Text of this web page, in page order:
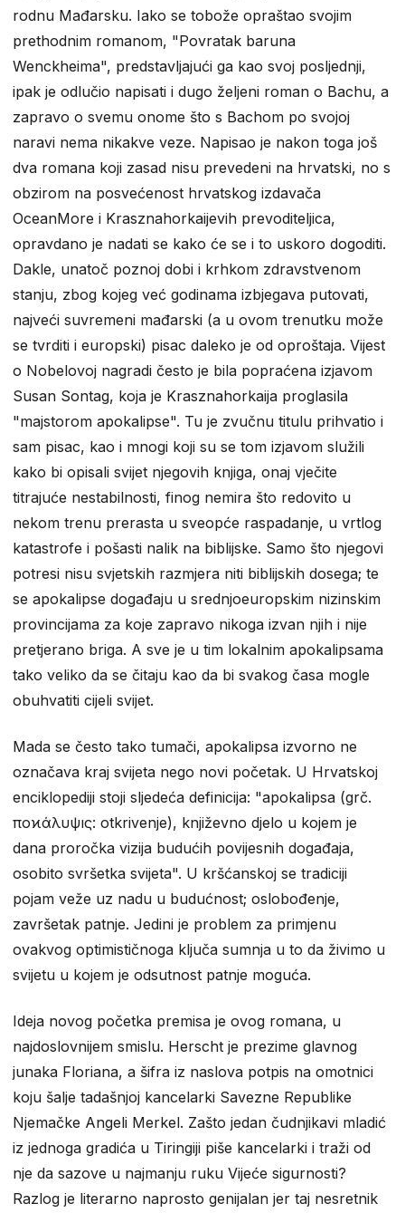
rodnu Mađarsku. Iako se tobože opraštao svojim
prethodnim romanom, "Povratak baruna
Wenckheima", predstavljajući ga kao svoj posljednji,
ipak je odlučio napisati i dugo željeni roman o Bachu, a
zapravo o svemu onome što s Bachom po svojoj
naravi nema nikakve veze. Napisao je nakon toga još
dva romana koji zasad nisu prevedeni na hrvatski, no s
obzirom na posvećenost hrvatskog izdavača
OceanMore i Krasznahorkaijevih prevoditeljica,
opravdano je nadati se kako će se i to uskoro dogoditi.
Dakle, unatoč poznoj dobi i krhkom zdravstvenom
stanju, zbog kojeg već godinama izbjegava putovati,
najveći suvremeni mađarski (a u ovom trenutku može
se tvrditi i europski) pisac daleko je od oproštaja. Vijest
o Nobelovoj nagradi često je bila popraćena izjavom
Susan Sontag, koja je Krasznahorkaija proglasila
"majstorom apokalipse". Tu je zvučnu titulu prihvatio i
sam pisac, kao i mnogi koji su se tom izjavom služili
kako bi opisali svijet njegovih knjiga, onaj vječite
titrajuće nestabilnosti, finog nemira što redovito u
nekom trenu prerasta u sveopće raspadanje, u vrtlog
katastrofe i pošasti nalik na biblijske. Samo što njegovi
potresi nisu svjetskih razmjera niti biblijskih dosega; te
se apokalipse događaju u srednjoeuropskim nizinskim
provincijama za koje zapravo nikoga izvan njih i nije
pretjerano briga. A sve je u tim lokalnim apokalipsama
tako veliko da se čitaju kao da bi svakog časa mogle
obuhvatiti cijeli svijet.
Mada se često tako tumači, apokalipsa izvorno ne
označava kraj svijeta nego novi početak. U Hrvatskoj
enciklopediji stoji sljedeća definicija: "apokalipsa (grč.
ἀποϰάλυψıς: otkrivenje), književno djelo u kojem je
dana proročka vizija budućih povijesnih događaja,
osobito svršetka svijeta". U kršćanskoj se tradiciji
pojam veže uz nadu u budućnost; oslobođenje,
završetak patnje. Jedini je problem za primjenu
ovakvog optimističnoga ključa sumnja u to da živimo u
svijetu u kojem je odsutnost patnje moguća.
Ideja novog početka premisa je ovog romana, u
najdoslovnijem smislu. Herscht je prezime glavnog
junaka Floriana, a šifra iz naslova potpis na omotnici
koju šalje tadašnjoj kancelarki Savezne Republike
Njemačke Angeli Merkel. Zašto jedan čudnjikavi mladić
iz jednoga gradića u Tiringiji piše kancelarki i traži od
nje da sazove u najmanju ruku Vijeće sigurnosti?
Razlog je literarno naprosto genijalan jer taj nesretnik